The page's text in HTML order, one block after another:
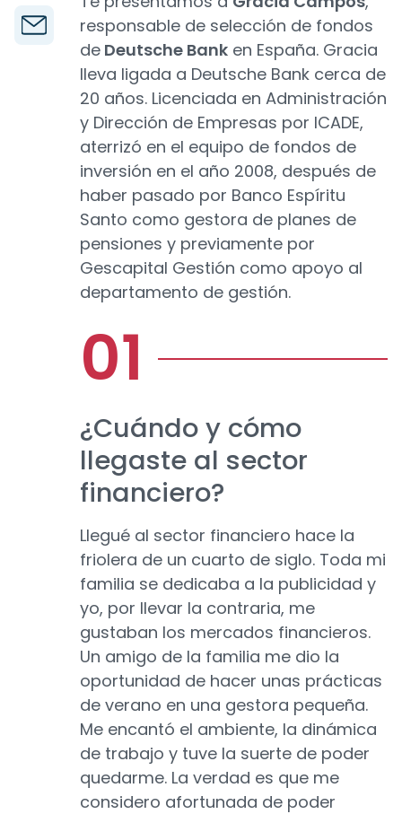
responsable de selección de fondos
de Deutsche Bank en España. Gracia
lleva ligada a Deutsche Bank cerca de
20 años. Licenciada en Administración
y Dirección de Empresas por ICADE,
aterrizó en el equipo de fondos de
inversión en el año 2008, después de
haber pasado por Banco Espíritu
Santo como gestora de planes de
pensiones y previamente por
Gescapital Gestión como apoyo al
departamento de gestión.
¿Cuándo y cómo
llegaste al sector
financiero?
Llegué al sector financiero hace la
friolera de un cuarto de siglo. Toda mi
familia se dedicaba a la publicidad y
yo, por llevar la contraria, me
gustaban los mercados financieros.
Un amigo de la familia me dio la
oportunidad de hacer unas prácticas
de verano en una gestora pequeña.
Me encantó el ambiente, la dinámica
de trabajo y tuve la suerte de poder
quedarme. La verdad es que me
considero afortunada de poder